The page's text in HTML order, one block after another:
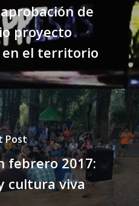
de
proyecto
el territorio
Post
febrero 2017:
cultura viva